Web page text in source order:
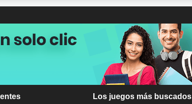
Los juegos más buscados